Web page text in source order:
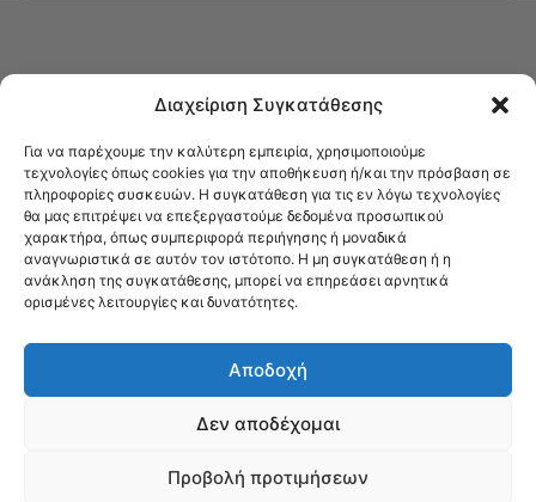
Διαχείριση Συγκατάθεσης
Για να παρέχουμε την καλύτερη εμπειρία, χρησιμοποιούμε
τεχνολογίες όπως cookies για την αποθήκευση ή/και την πρόσβαση σε
πληροφορίες συσκευών. Η συγκατάθεση για τις εν λόγω τεχνολογίες
θα μας επιτρέψει να επεξεργαστούμε δεδομένα προσωπικού
χαρακτήρα, όπως συμπεριφορά περιήγησης ή μοναδικά
αναγνωριστικά σε αυτόν τον ιστότοπο. Η μη συγκατάθεση ή η
ανάκληση της συγκατάθεσης, μπορεί να επηρεάσει αρνητικά
ορισμένες λειτουργίες και δυνατότητες.
Αποδοχή
Δεν αποδέχομαι
Προβολή προτιμήσεων
Στο Καφενείο θα βρείτε όλες τις ειδήσεις που αφορούν την Νέα
Φιλαδέλφεια και τη Νέα Χαλκηδόνα, καυτή αρθρογραφία, καθώς και
όλα τα νέα που σας αφορούν.